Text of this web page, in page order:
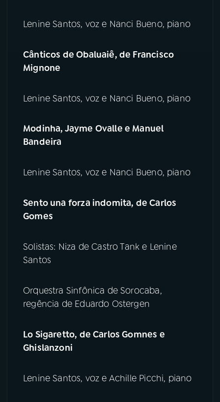
Lenine Santos, voz e Nanci Bueno, piano
Cânticos de Obaluaiê, de Francisco
Mignone
Lenine Santos, voz e Nanci Bueno, piano
Modinha, Jayme Ovalle e Manuel
Bandeira
Lenine Santos, voz e Nanci Bueno, piano
Sento una forza indomita, de Carlos
Gomes
Solistas: Niza de Castro Tank e Lenine
Santos
Orquestra Sinfônica de Sorocaba,
regência de Eduardo Ostergen
Lo Sigaretto, de Carlos Gomnes e
Ghislanzoni
Lenine Santos, voz e Achille Picchi, piano